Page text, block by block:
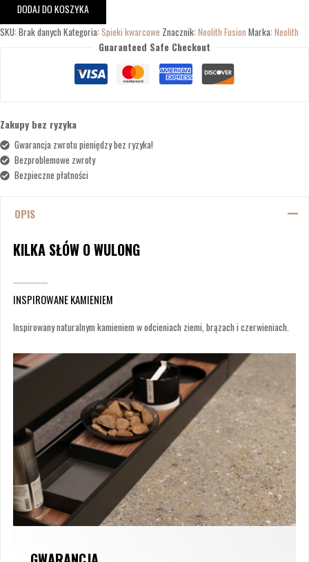
DODAJ DO KOSZYKA
SKU: Brak danych Kategoria: Spieki kwarcowe Znacznik: Neolith Fusion Marka: Neolith
Guaranteed Safe Checkout
Zakupy bez ryzyka
Gwarancja zwrotu pieniędzy bez ryzyka!
Bezproblemowe zwroty
Bezpieczne płatności
OPIS
KILKA SŁÓW O WULONG
INSPIROWANE KAMIENIEM
Inspirowany naturalnym kamieniem w odcieniach ziemi, brązach i czerwieniach.